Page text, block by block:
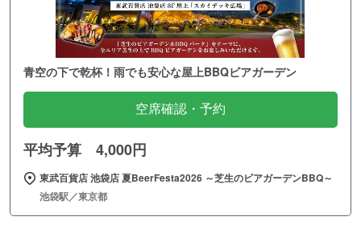
青空の下で乾杯！雨でも安心な屋上BBQビアガーデン
空席確認・予約
平均予算 4,000円
東武百貨店 池袋店 夏BeerFesta2026 ～芝生のビアガーデンBBQ～
池袋駅／東京都